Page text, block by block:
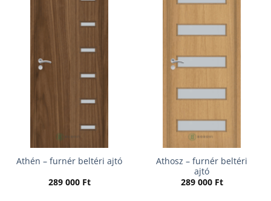
Athén – furnér beltéri ajtó
289 000 Ft
Athosz – furnér beltéri
ajtó
289 000 Ft